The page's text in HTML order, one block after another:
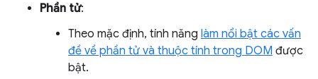
Phần tử:
Theo mặc định, tính năng làm nổi bật các vấn
đề về phần tử và thuộc tính trong DOM được
bật.